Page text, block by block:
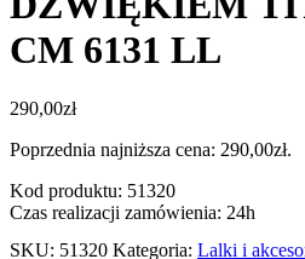
CM 6131 LL
290,00zł
Poprzednia najniższa cena: 290,00zł.
Kod produktu: 51320
Czas realizacji zamówienia: 24h
SKU: 51320 Kategoria: Lalki i